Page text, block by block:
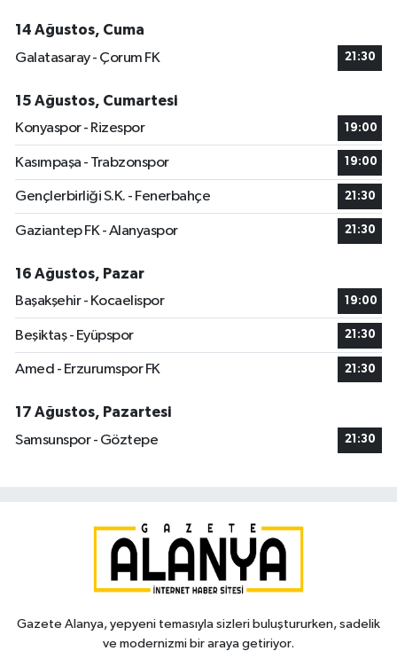
14 Ağustos, Cuma
Galatasaray - Çorum FK
21:30
15 Ağustos, Cumartesi
Konyaspor - Rizespor
19:00
Kasımpaşa - Trabzonspor 19:00
Gençlerbirliği S.K. - Fenerbahçe 21:30
Gaziantep FK - Alanyaspor 21:30
16 Ağustos, Pazar
Başakşehir - Kocaelispor
19:00
Beşiktaş - Eyüpspor 21:30
Amed - Erzurumspor FK 21:30
17 Ağustos, Pazartesi
Samsunspor - Göztepe
21:30
Gazete Alanya, yepyeni temasıyla sizleri buluştururken, sadelik
ve modernizmi bir araya getiriyor.